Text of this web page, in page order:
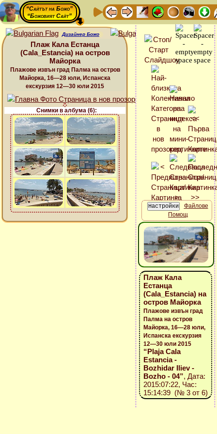
“Сайтът на Божо”
“Божовият Сайт”
Дизайнер Божо
Плаж Кала Естанца
(Cala_Estancia) на остров
Майорка
Плажове извън град Палма на остров
Майорка, 16—28 юли, Испанска
екскурзия 12—30 юли 2015
Снимки в албума (6):
Файлове
Помощ
Плаж Кала
Естанца
(Cala_Estancia) на
остров Майорка
Плажове извън град
Палма на остров
Майорка, 16—28 юли,
Испанска екскурзия
12—30 юли 2015
“Plaja Cala
Estancia -
Bozhidar Iliev -
Bozho - 04”, Дата:
2015:07:22, Час:
15:14:39 (№ 3 от 6)